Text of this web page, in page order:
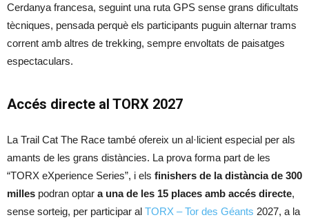
Cerdanya francesa, seguint una ruta GPS sense grans dificultats
tècniques, pensada perquè els participants puguin alternar trams
corrent amb altres de trekking, sempre envoltats de paisatges
espectaculars.
Accés directe al TORX 2027
La Trail Cat The Race també ofereix un al·licient especial per als
amants de les grans distàncies. La prova forma part de les
“TORX eXperience Series”, i els finishers de la distància de 300
milles podran optar a una de les 15 places amb accés directe,
sense sorteig, per participar al TORX – Tor des Géants 2027, a la